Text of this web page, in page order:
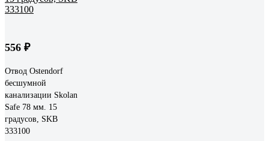
556 ₽
Отвод Ostendorf
бесшумной
канализации Skolan
Safe 78 мм. 15
градусов, SKB
333100